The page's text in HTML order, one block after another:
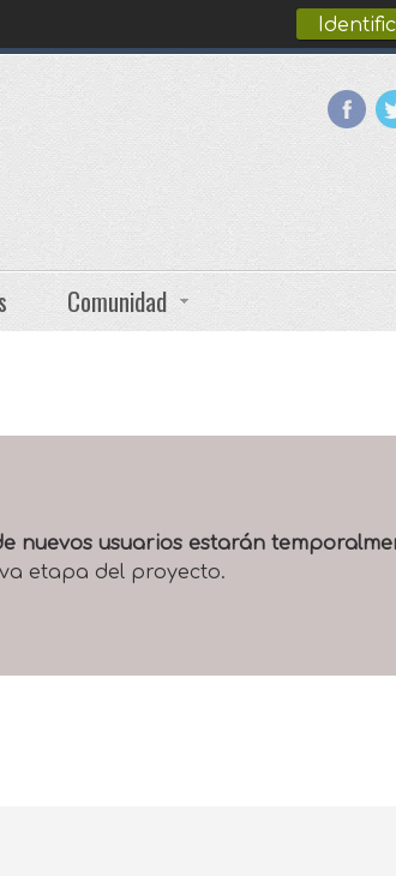
Comunidad
nuevos usuarios estarán
etapa del proyecto.